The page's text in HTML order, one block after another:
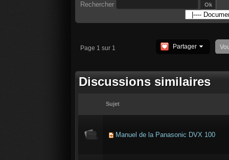
Rechercher
Page 1 sur 1 Partager
Discussions similaires
Sujet
Manuel de la Panasonic DVX 100